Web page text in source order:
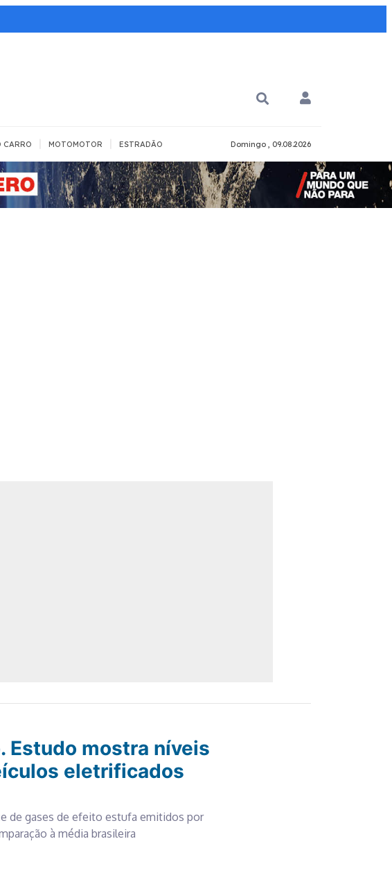
MOBILIDADE PARA QUÊ?
Todos
PCD
Todos
CARRO MOTOMOTOR ESTRADÃO Domingo , 09.08.2026
Estudo mostra níveis
eletrificados
de gases de efeito estufa emitidos por
à média brasileira